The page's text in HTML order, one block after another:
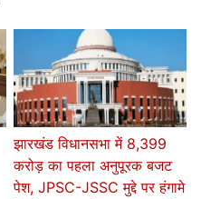
झारखंड विधानसभा में 8,399
करोड़ का पहला अनुपूरक बजट
पेश, JPSC-JSSC मुद्दे पर हंगामे